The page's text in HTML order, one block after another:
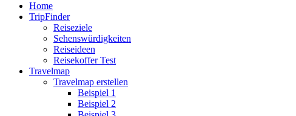
Home
TripFinder
Reiseziele
Sehenswürdigkeiten
Reiseideen
Reisekoffer Test
Travelmap
Travelmap erstellen
Beispiel 1
Beispiel 2